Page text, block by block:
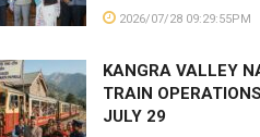
2026/07/28 09:29:55PM
KANGRA VALLEY
TRAIN
JULY 29